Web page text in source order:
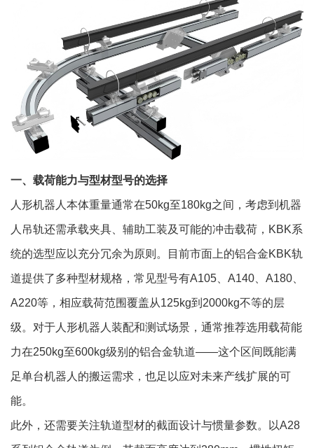
一、载荷能力与型材型号的选择
人形机器人本体重量通常在50kg至180kg之间，考虑到机器
人吊轨还需承载夹具、辅助工装及可能的冲击载荷，KBK系
统的选型应以充分冗余为原则。目前市面上的铝合金KBK轨
道提供了多种型材规格，常见型号有A105、A140、A180、
A220等，相应载荷范围覆盖从125kg到2000kg不等的层
级。对于人形机器人装配和测试场景，通常推荐选用载荷能
力在250kg至600kg级别的铝合金轨道——这个区间既能满
足单台机器人的搬运需求，也足以应对未来产线扩展的可
能。
此外，还需要关注轨道型材的截面设计与惯量参数。以A28